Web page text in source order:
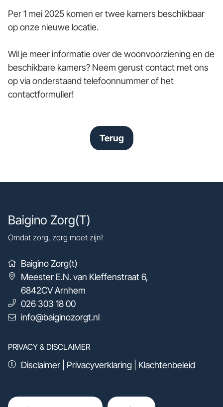
Per 1 mei 2025 komen er twee kamers beschikbaar
op onze nieuwe locatie.
Wil je meer informatie over de woonvoorziening en de
beschikbare kamers? Neem gerust contact met ons
op via onderstaand telefoonnummer of het
contactformulier!
Terug
Baigino Zorg(T)
Omdat zorg, zorg moet zijn!
Baigino Zorg(t)
Meester E.N. van Kleffenstraat 6,
6842CV Arnhem
026 303 18 00
info@baiginozorgt.nl
PRIVACY & DISCLAIMER
Disclaimer| Privacyverklaring| Klachtenbeleid